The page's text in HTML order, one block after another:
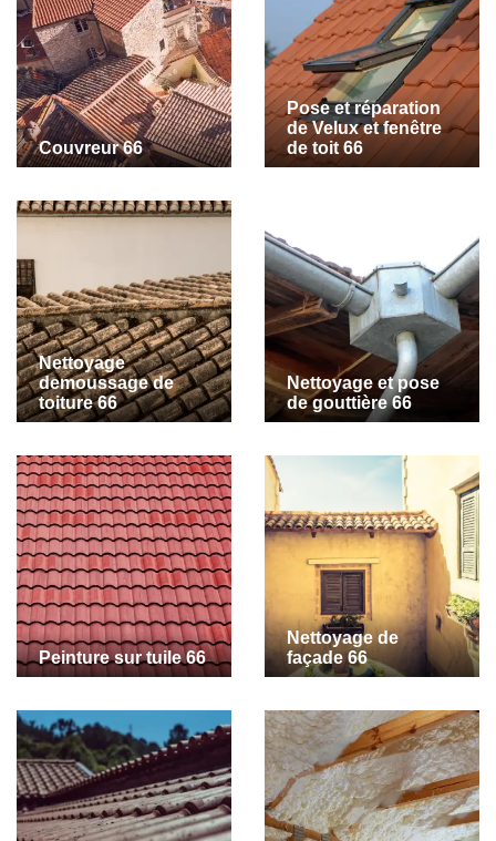
Couvreur 66
Pose et réparation
de Velux et fenêtre
de toit 66
Nettoyage
demoussage de
toiture 66
Nettoyage et pose
de gouttière 66
Peinture sur tuile 66
Nettoyage de
façade 66